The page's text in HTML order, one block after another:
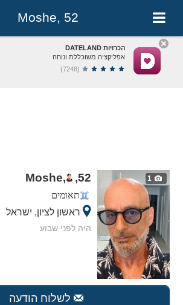
Moshe, 52
הכרויות DATELAND
אפליקציה משוכללת ונוחה
(7248)
1
Moshe, ,52
תאומים
ראשון לציון, ישראל
היה לפני שבוע
לשלוח הודעה